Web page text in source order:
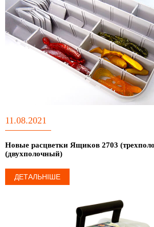
11.08.2021
Новые расцветки Ящиков 2703
(двухполочный)
ДЕТАЛЬНІШЕ